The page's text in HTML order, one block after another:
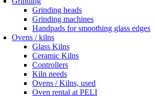
Grinding heads
Grinding machines
Handpads for smoothing glass edges
Ovens / kilns
Glass Kilns
Ceramic Kilns
Controllers
Kiln needs
Ovens / Kilns, used
Oven rental at PELI